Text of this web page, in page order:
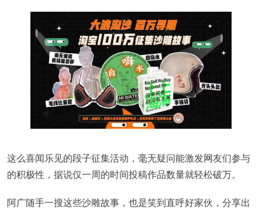
这么喜闻乐见的段子征集活动，毫无疑问能激发网友们参与
的积极性，据说仅一周的时间投稿作品数量就轻松破万。
阿广随手一搜这些沙雕故事，也是笑到直呼好家伙，分享出